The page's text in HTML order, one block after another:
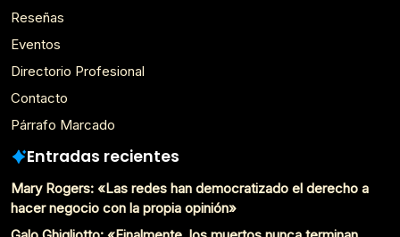
Reseñas
Eventos
Directorio Profesional
Contacto
Párrafo Marcado
Entradas recientes
Mary Rogers: «Las redes han democratizado el derecho a
hacer negocio con la propia opinión»